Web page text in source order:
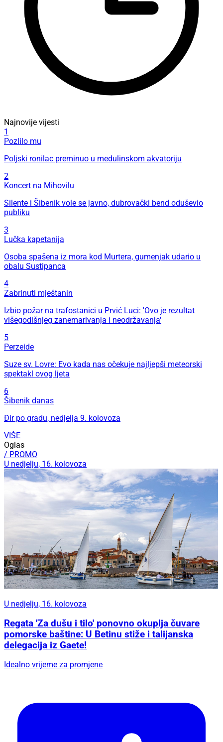
Najnovije vijesti
1
Pozlilo mu
Poljski ronilac preminuo u medulinskom akvatoriju
2
Koncert na Mihovilu
Silente i Šibenik vole se javno, dubrovački bend oduševio
publiku
3
Lučka kapetanija
Osoba spašena iz mora kod Murtera, gumenjak udario u
obalu Sustipanca
4
Zabrinuti mještanin
Izbio požar na trafostanici u Prvić Luci: 'Ovo je rezultat
višegodišnjeg zanemarivanja i neodržavanja'
5
Perzeide
Suze sv. Lovre: Evo kada nas očekuje najljepši meteorski
spektakl ovog ljeta
6
Šibenik danas
Đir po gradu, nedjelja 9. kolovoza
VIŠE
Oglas
/ PROMO
U nedjelju, 16. kolovoza
U nedjelju, 16. kolovoza
Regata 'Za dušu i tilo' ponovno okuplja čuvare
pomorske baštine: U Betinu stiže i talijanska
delegacija iz Gaete!
Idealno vrijeme za promjene